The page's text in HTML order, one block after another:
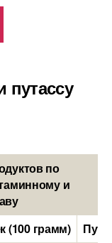
путассу
по
и
(100 грамм)